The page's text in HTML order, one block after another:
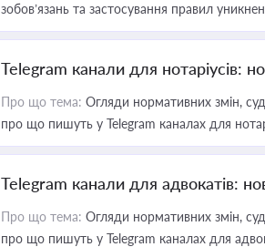
зобов’язань та застосування правил
Telegram канали для нотаріусів:
Про що тема: Огляди нормативних змін,
про що пишуть у Telegram каналах для
Telegram канали для адвокатів:
Про що тема: Огляди нормативних змін,
про що пишуть у Telegram каналах для